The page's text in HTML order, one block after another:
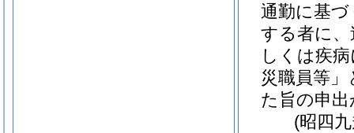
通勤に基
する者に
しくは疾
災職員等
た旨の申
(昭四